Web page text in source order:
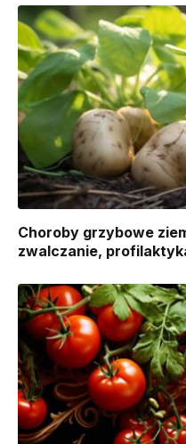
Choroby grzybowe
zwalczanie,